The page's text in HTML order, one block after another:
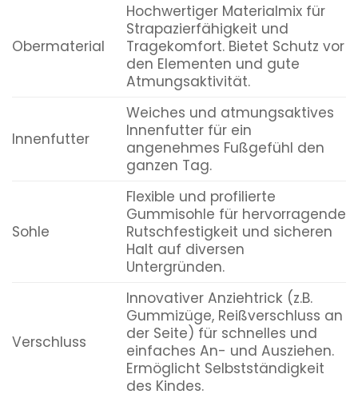
Obermaterial
Hochwertiger Materialmix für
Strapazierfähigkeit und
Tragekomfort. Bietet Schutz vor
den Elementen und gute
Atmungsaktivität.
Innenfutter
Weiches und atmungsaktives
Innenfutter für ein
angenehmes Fußgefühl den
ganzen Tag.
Sohle
Flexible und profilierte
Gummisohle für hervorragende
Rutschfestigkeit und sicheren
Halt auf diversen
Untergründen.
Verschluss
Innovativer Anziehtrick (z.B.
Gummizüge, Reißverschluss an
der Seite) für schnelles und
einfaches An- und Ausziehen.
Ermöglicht Selbstständigkeit
des Kindes.